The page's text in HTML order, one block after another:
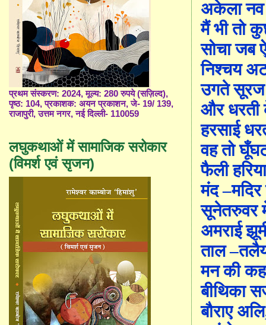
अकेला नव
मैं भी तो
सोचा जब
निश्चय
उगते सूरज
और
हरसाई
वह तो
फैली
मंद–
सूनेतरुवर
अमराई
ताल–
मन की
बीथिका
बौराए
प्रथम संस्करण: 2024, मूल्य: 280 रुपये (सज़िल्द),
पृष्ठ: 104, प्रकाशक: अयन प्रकाशन, जे- 19/ 139,
राजापुरी, उत्तम नगर, नई दिल्ली- 110059
लघुकथाओं में सामाजिक सरोकार
(विमर्श एवं सृजन)